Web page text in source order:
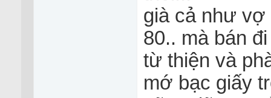
già cả như vợ
80.. mà bán
từ thiện và
mớ bạc giấy